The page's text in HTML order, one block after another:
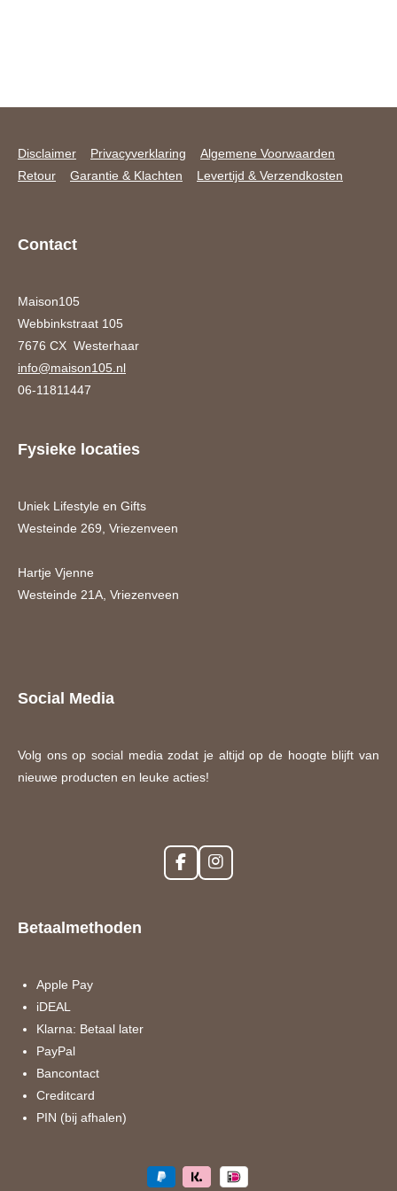
Disclaimer Privacyverklaring
Algemene Voorwaarden
Retour
Garantie & Klachten Levertijd & Verzendkosten
Contact
Maison105
Webbinkstraat 105
7676 CX Westerhaar
info@maison105.nl
06-11811447
Fysieke locaties
Uniek Lifestyle en Gifts
Westeinde 269, Vriezenveen
Hartje Vjenne
Westeinde 21A, Vriezenveen
Social Media
Volg ons op social media zodat je altijd op de hoogte blijft van
nieuwe producten en leuke acties!
F
a
I
n
Betaalmethoden
Apple Pay
iDEAL
Klarna: Betaal later
PayPal
Bancontact
Creditcard
PIN (bij afhalen)